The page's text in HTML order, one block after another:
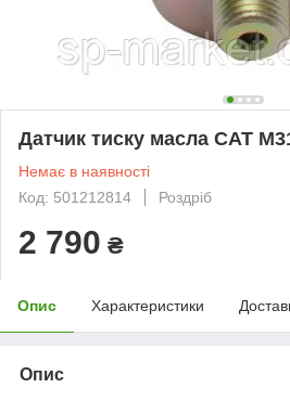
Датчик тиску масла CAT
Немає в наявності
Код: 501212814
Роздріб
2 790 ₴
Опис Характеристики
Опис